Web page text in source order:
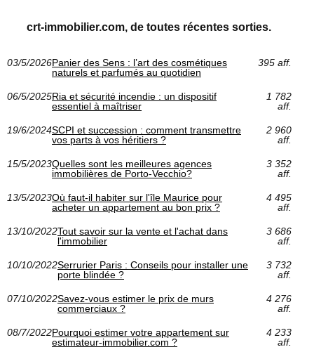
crt-immobilier.com, de toutes récentes sorties.
03/5/2026Panier des Sens : l’art des cosmétiques
naturels et parfumés au quotidien
395 aff.
06/5/2025Ria et sécurité incendie : un dispositif
essentiel à maîtriser
1 782
aff.
19/6/2024SCPI et succession : comment transmettre
vos parts à vos héritiers ?
2 960
aff.
15/5/2023Quelles sont les meilleures agences
immobilières de Porto-Vecchio?
3 352
aff.
13/5/2023Où faut-il habiter sur l'île Maurice pour
acheter un appartement au bon prix ?
4 495
aff.
13/10/2022Tout savoir sur la vente et l'achat dans
l'immobilier
3 686
aff.
10/10/2022Serrurier Paris : Conseils pour installer une
porte blindée ?
3 732
aff.
07/10/2022Savez-vous estimer le prix de murs
commerciaux ?
4 276
aff.
08/7/2022Pourquoi estimer votre appartement sur
estimateur-immobilier.com ?
4 233
aff.